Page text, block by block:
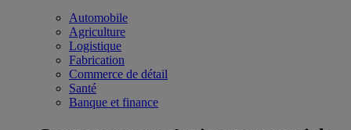
Automobile
Agriculture
Logistique
Fabrication
Commerce de détail
Santé
Banque et finance